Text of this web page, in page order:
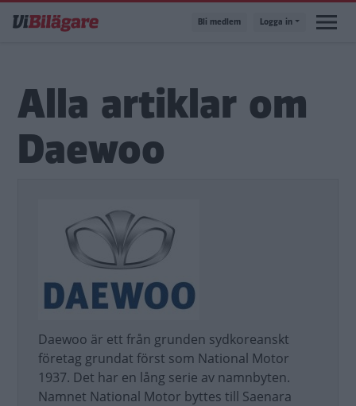
till
Bli medlem Logga in
Alla artiklar om
Daewoo
Daewoo är ett från grunden sydkoreanskt
företag grundat först som National Motor
1937. Det har en lång serie av namnbyten.
Namnet National Motor byttes till Saenara